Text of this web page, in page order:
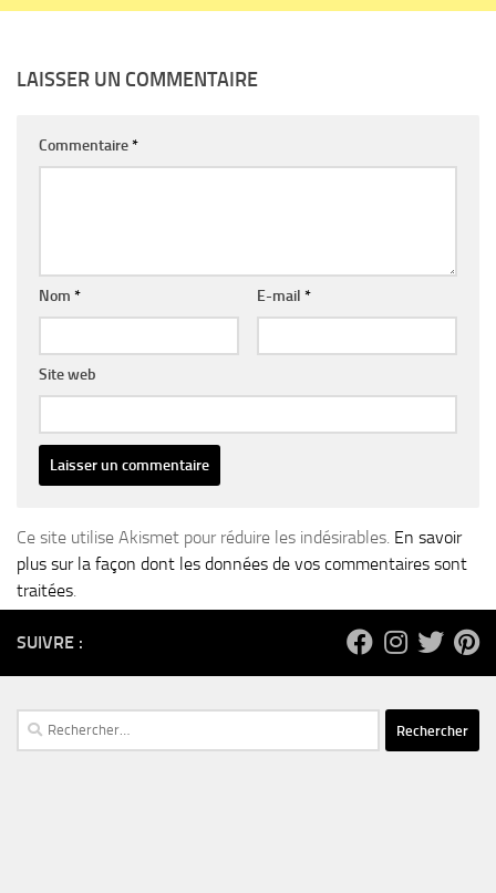
LAISSER UN COMMENTAIRE
Commentaire*
Nom * E-mail *
Site web
Ce site utilise Akismet pour réduire les indésirables. En savoir
plus sur la façon dont les données de vos commentaires sont
traitées.
SUIVRE :
Rechercher :